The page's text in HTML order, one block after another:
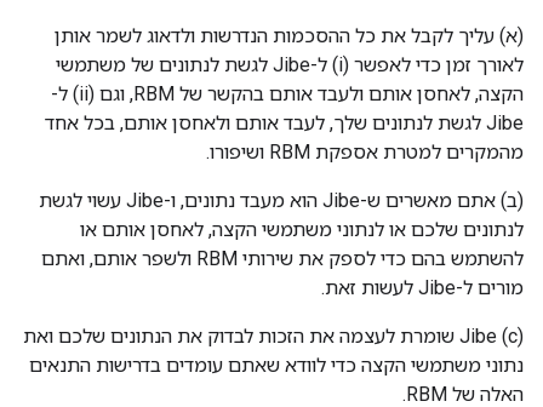
(א) עליך לקבל את כל ההסכמות הנדרשות ולדאוג לשמר אותן
לאורך זמן כדי לאפשר (i) ל-Jibe לגשת לנתונים של משתמשי
הקצה, לאחסן אותם ולעבד אותם בהקשר של RBM, וגם (ii) ל-
Jibe לגשת לנתונים שלך, לעבד אותם ולאחסן אותם, בכל אחד
מהמקרים למטרת אספקת RBM ושיפורו.
‫(ב) אתם מאשרים ש-Jibe הוא מעבד נתונים, ו-Jibe עשוי לגשת
לנתונים שלכם או לנתוני משתמשי הקצה, לאחסן אותם או
להשתמש בהם כדי לספק את שירותי RBM ולשפר אותם, ואתם
מורים ל-Jibe לעשות זאת.
‫(c) Jibe שומרת לעצמה את הזכות לבדוק את הנתונים שלכם ואת
נתוני משתמשי הקצה כדי לוודא שאתם עומדים בדרישות התנאים
האלה של RBM.